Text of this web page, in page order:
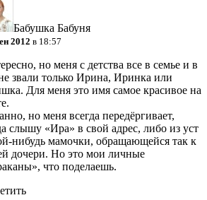
Бабушка Бабуня
2012 в 18:57
но меня с детства все в семье и в
звали только Ирина, Иринка или
Для меня это имя самое красивое на
но меня всегда передёргивает,
слышу «Ира» в свой адрес, либо из уст
нибудь мамочки, обращающейся так к
дочери. Но это мои личные
что поделаешь.